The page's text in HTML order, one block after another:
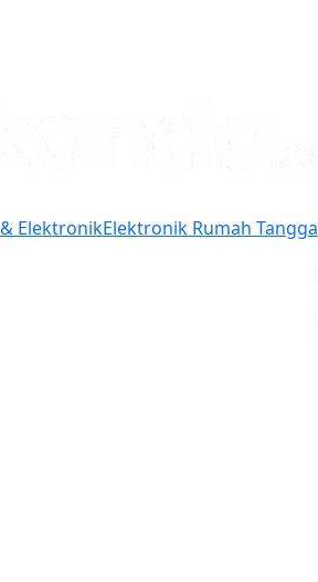
ElektronikElektronik Rumah Tangga